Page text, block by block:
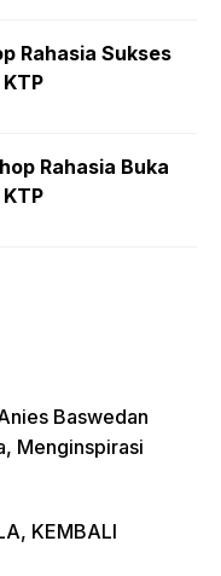
Rahasia Sukses
Rahasia Buka
Baswedan
Menginspirasi
KEMBALI